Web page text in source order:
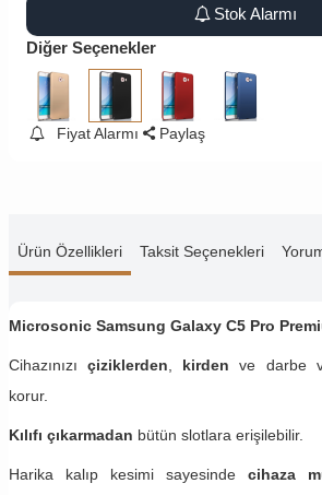
Stok Alarmı
Diğer Seçenekler
Fiyat Alarmı Paylaş
Ürün Özellikleri Taksit Seçenekleri
Microsonic Samsung Galaxy C5 Pro​
Cihazınızıçiziklerden kirdenve darbe
korur.
Kılıfı çıkarmadan bütün slotlara erişilebilir.
Harika kalıp kesimi sayesinde cihaza